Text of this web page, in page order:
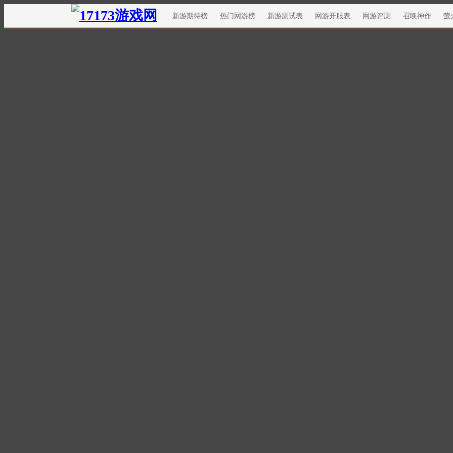
新游期待榜 热门网游榜 新游测试表 网游开服表 网游评测 召唤神作 萤